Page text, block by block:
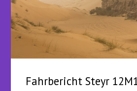
Fahrbericht Steyr